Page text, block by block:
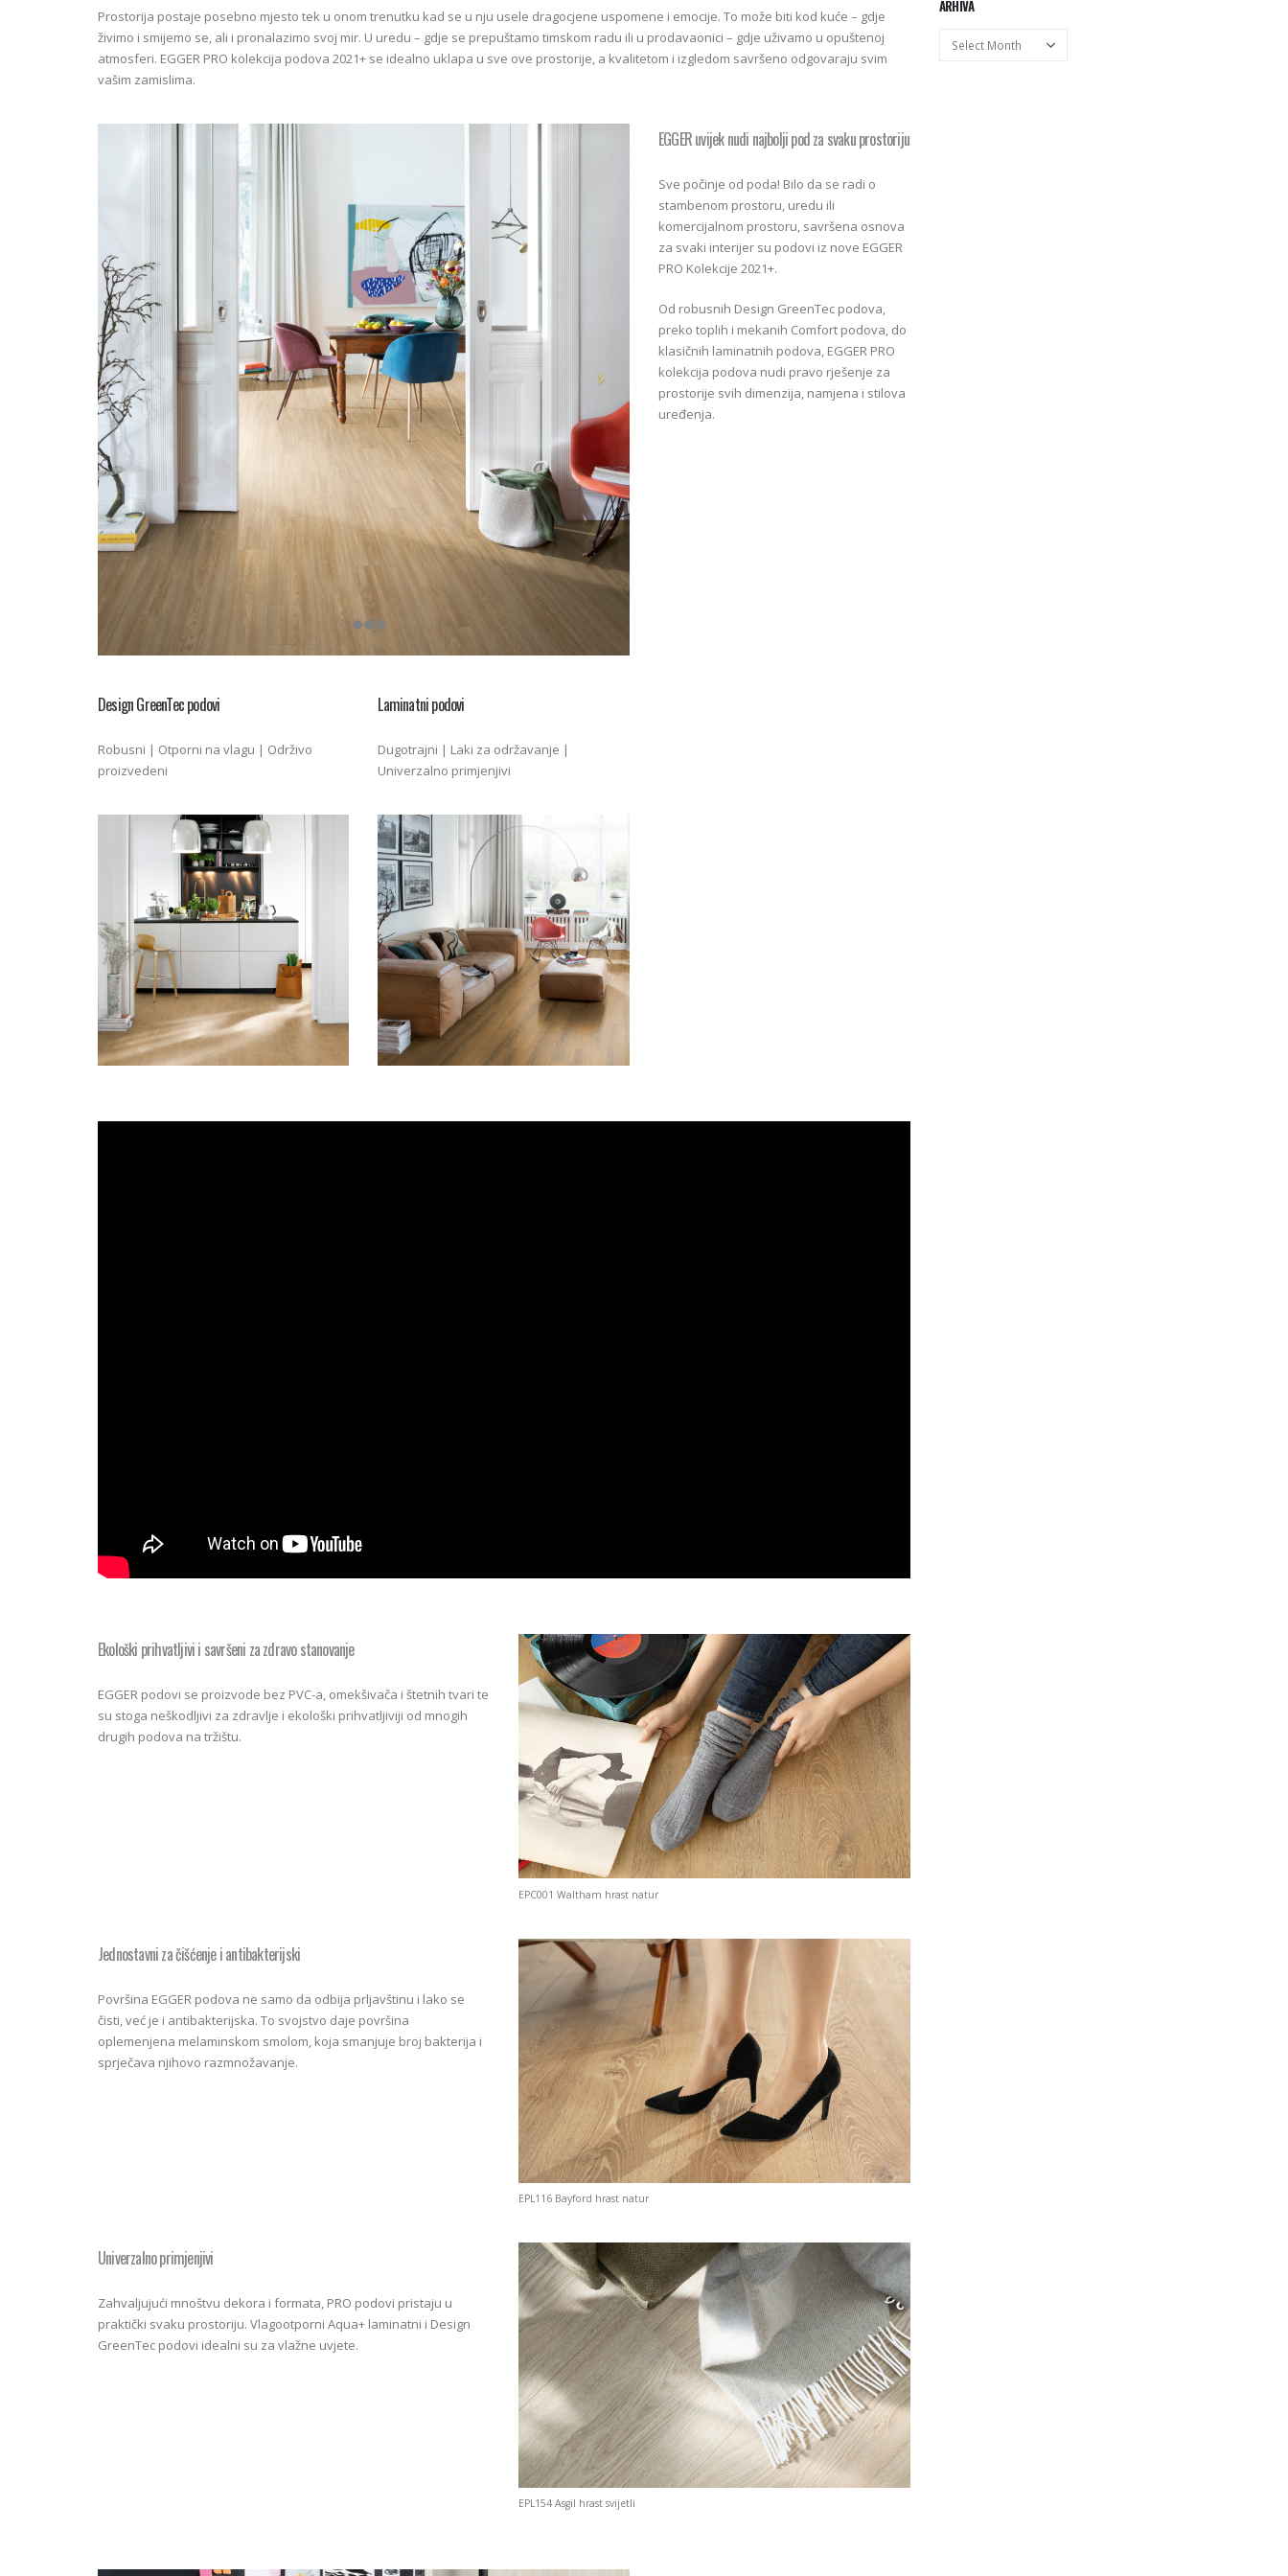
Prostorija postaje posebno mjesto tek u onom trenutku kad se u nju usele dragocjene uspomene i emocije. To može biti kod kuće – gdje
živimo i smijemo se, ali i pronalazimo svoj mir. U uredu – gdje se prepuštamo timskom radu ili u prodavaonici – gdje uživamo u opuštenoj
atmosferi. EGGER PRO kolekcija podova 2021+ se idealno uklapa u sve ove prostorije, a kvalitetom i izgledom savršeno odgovaraju svim
vašim zamislima.
EGGER uvijek nudi najbolji pod za svaku prostoriju
Sve počinje od poda! Bilo da se radi o
stambenom prostoru, uredu ili
komercijalnom prostoru, savršena osnova
za svaki interijer su podovi iz nove EGGER
PRO Kolekcije 2021+.
Od robusnih Design GreenTec podova,
preko toplih i mekanih Comfort podova, do
klasičnih laminatnih podova, EGGER PRO
kolekcija podova nudi pravo rješenje za
prostorije svih dimenzija, namjena i stilova
uređenja.
Design GreenTec podovi
Robusni | Otporni na vlagu | Održivo
proizvedeni
Laminatni podovi
Dugotrajni | Laki za održavanje |
Univerzalno primjenjivi
Ekološki prihvatljivi i savršeni za zdravo stanovanje
EGGER podovi se proizvode bez PVC-a, omekšivača i štetnih tvari te
su stoga neškodljivi za zdravlje i ekološki prihvatljiviji od mnogih
drugih podova na tržištu.
EPC001 Waltham hrast natur
Jednostavni za čišćenje i antibakterijski
Površina EGGER podova ne samo da odbija prljavštinu i lako se
čisti, već je i antibakterijska. To svojstvo daje površina
oplemenjena melaminskom smolom, koja smanjuje broj bakterija i
sprječava njihovo razmnožavanje.
EPL116 Bayford hrast natur
Univerzalno primjenjivi
Zahvaljujući mnoštvu dekora i formata, PRO podovi pristaju u
praktički svaku prostoriju. Vlagootporni Aqua+ laminatni i Design
GreenTec podovi idealni su za vlažne uvjete.
EPL154 Asgil hrast svijetli
ARHIVA
Arhiva